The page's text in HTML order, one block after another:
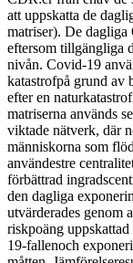
att uppskatta de
matriser). De dagliga
eftersom tillgängliga
nivån. Covid-19
katastrofpå grund av
efter en
matriserna används
viktade nätverk, där
människorna som
användestre
förbättrad
den dagliga
utvärderades genom
riskpoäng
19-fallenoch